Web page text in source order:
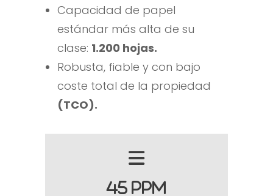
Capacidad de papel
estándar más alta de su
clase: 1.200 hojas.
Robusta, fiable y con bajo
coste total de la propiedad
(TCO).
45 PPM